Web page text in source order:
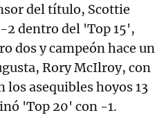
del título, Scottie
dentro del 'Top 15',
dos y campeón hace un
Rory McIlroy, con
los asequibles hoyos 13
'Top 20' con -1.